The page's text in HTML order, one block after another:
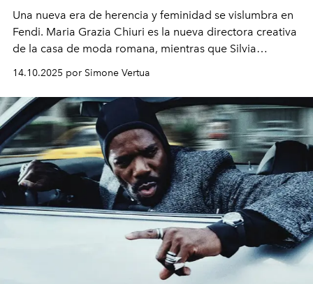
Una nueva era de herencia y feminidad se vislumbra en
Fendi. Maria Grazia Chiuri es la nueva directora creativa
de la casa de moda romana, mientras que Silvia
14.10.2025 por Simone Vertua